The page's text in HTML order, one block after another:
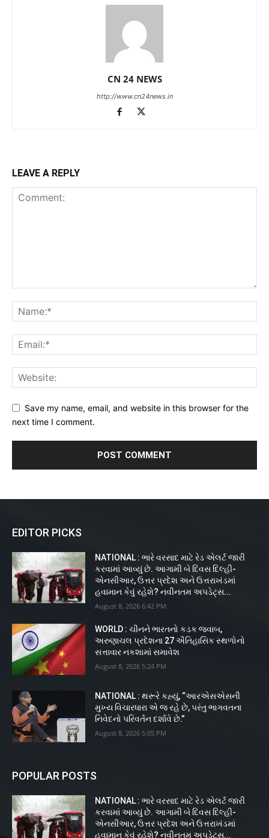
CN 24 NEWS
http://www.cn24news.in
LEAVE A REPLY
Save my name, email, and website in this browser for the
next time I comment.
EDITOR PICKS
NATIONAL : ભારે વરસાદ માટે રેડ એલર્ટ જારી
કરવામાં આવ્યું છે. આગામી બે દિવસ દિલ્હી-
એનસીઆર, ઉત્તર પ્રદેશ અને ઉત્તરાખંડમાં
હવામાન કેવું રહેશે? નવીનતમ અપડેટ્સ...
August 8, 2026 6:42 PM
WORLD : ચીનને ભારતનો કડક જવાબ,
અરુણાચલ પ્રદેશના 27 ઐતિહાસિક સ્થળોનો
સત્તાવાર નકશામાં સમાવેશ
August 8, 2026 5:24 PM
NATIONAL : થરૂરે કહ્યું, “આરએસએસની
મુખ્ય વિચારધારા એ જ રહે છે, પરંતુ ભાગવતના
નિવેદનો પરિવર્તન દર્શાવે છે.”
August 8, 2026 5:05 PM
POPULAR POSTS
NATIONAL : ભારે વરસાદ માટે રેડ એલર્ટ જારી
કરવામાં આવ્યું છે. આગામી બે દિવસ દિલ્હી-
એનસીઆર, ઉત્તર પ્રદેશ અને ઉત્તરાખંડમાં
હવામાન કેવું રહેશે? નવીનતમ અપડેટ્સ...